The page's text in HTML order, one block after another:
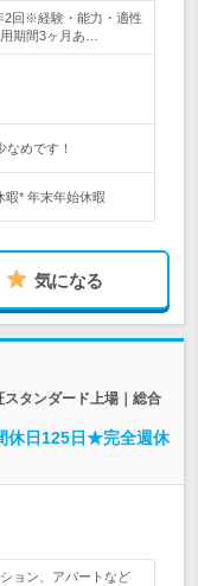
2回※経験・能力・適性
期間3ヶ月あ…
めです！
暇* 年末年始休暇
気になる
タンダード上場｜総合
休日125日★完全週休
ョン、アパートなど